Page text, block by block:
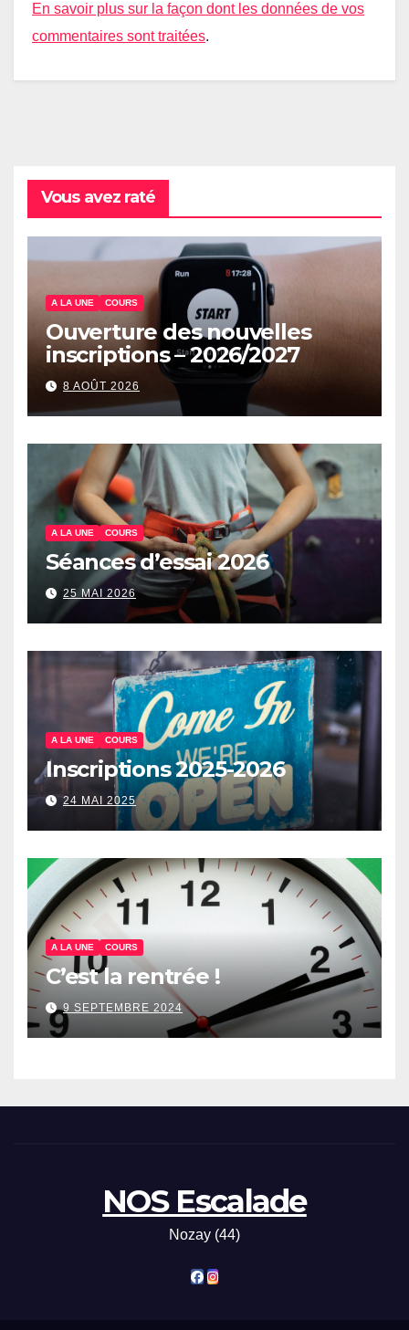
En savoir plus sur la façon dont les données de vos
commentaires sont traitées.
Vous avez raté
A LA UNE COURS
Ouverture des nouvelles
inscriptions – 2026/2027
8 AOÛT 2026
A LA UNE COURS
Séances d’essai 2026
25 MAI 2026
A LA UNE COURS
Inscriptions 2025-2026
24 MAI 2025
A LA UNE COURS
C’est la rentrée !
9 SEPTEMBRE 2024
NOS Escalade
Nozay (44)